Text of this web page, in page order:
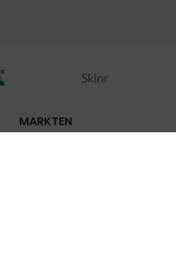
Skinr
MARKTEN